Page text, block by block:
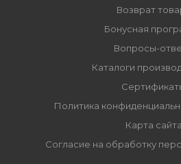
Возврат
Бонусная
Вопросы-
Каталоги
Политика
Карта сайта
Согласие на обработку